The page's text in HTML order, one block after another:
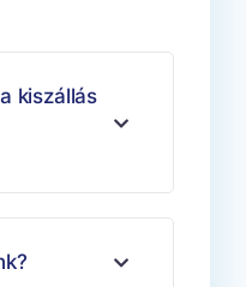
kiszállás